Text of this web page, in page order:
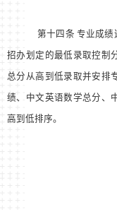
第十四条 专业成
招办划定的最低录取控制
总分从高到低录取并安排
绩、中文英语数学总分、
高到低排序。